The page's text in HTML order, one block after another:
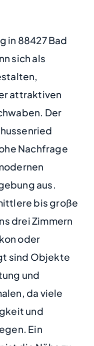
in 88427 Bad
sich als
attraktiven
Der
Nachfrage
aus.
bis große
drei Zimmern
oder
sind Objekte
und
da viele
und
Ein